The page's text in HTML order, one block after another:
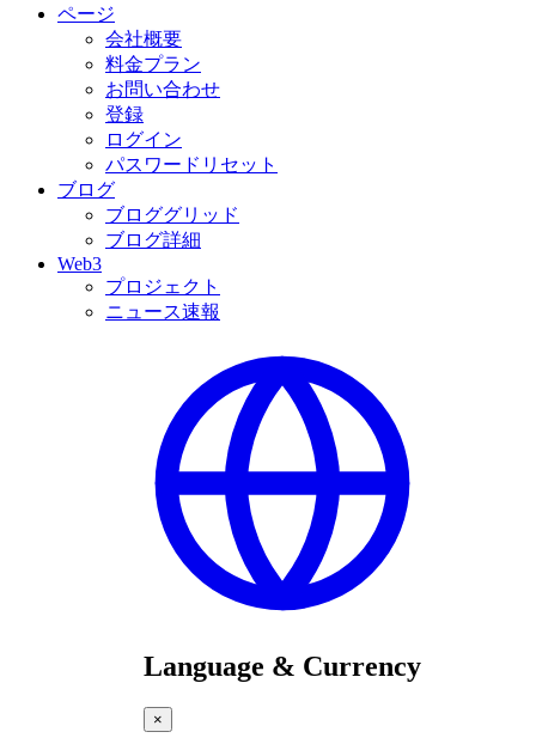
ページ
会社概要
料金プラン
お問い合わせ
登録
ログイン
パスワードリセット
ブログ
ブロググリッド
ブログ詳細
Web3
プロジェクト
ニュース速報
Language & Currency
×